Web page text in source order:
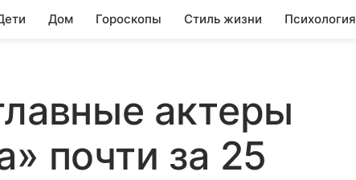
Дом Гороскопы Стиль жизни Психология
актеры
почти за 25